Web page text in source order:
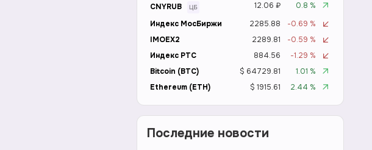
CNYRUB
12.06 ₽
0.8 %
Индекс МосБиржи
2285.88
-0.69 %
IMOEX2
2289.81
-0.59 %
Индекс РТС
884.56
-1.29 %
Bitcoin (BTC)
$ 64729.81
1.01 %
Ethereum (ETH)
$ 1915.61 2.44 %
Последние новости